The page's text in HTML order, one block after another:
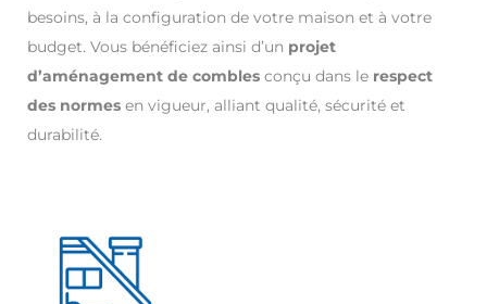
besoins, à la configuration de votre maison et à votre
budget. Vous bénéficiez ainsi d’un projet
d’aménagement de combles conçu dans le respect
des normes en vigueur, alliant qualité, sécurité et
durabilité.